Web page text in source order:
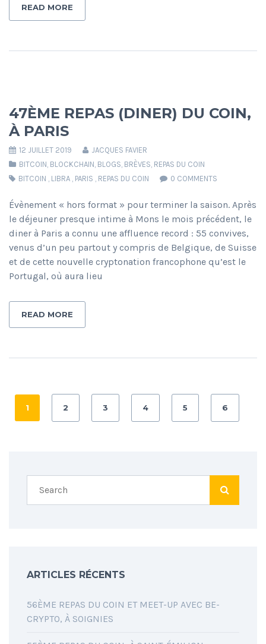
READ MORE
47ÈME REPAS (DINER) DU COIN,
À PARIS
12 JUILLET 2019
JACQUES FAVIER
BITCOIN, BLOCKCHAIN, BLOGS, BRÈVES, REPAS DU COIN
BITCOIN , LIBRA , PARIS , REPAS DU COIN 0 COMMENTS
Évènement « hors format » pour terminer la saison. Après
le déjeuner presque intime à Mons le mois précédent, le
diner à Paris a connu une affluence record : 55 convives,
venus d’un peu partout y compris de Belgique, de Suisse
et de cette nouvelle cryptonation francophone qu’est le
Portugal, où aura lieu
READ MORE
1 2 3 4 5 6
ARTICLES RÉCENTS
56ÈME REPAS DU COIN ET MEET-UP AVEC BE-
CRYPTO, À SOIGNIES